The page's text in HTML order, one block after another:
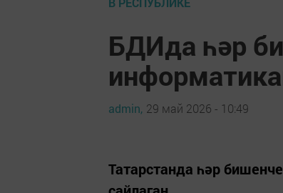
БДИда һәр
admin, 29 май 2026 - 10:49
Татарстанда һәр